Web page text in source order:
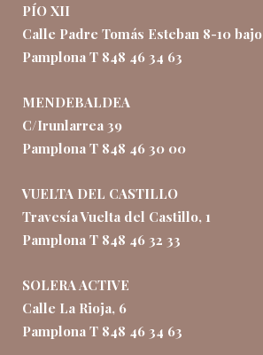
PÍO XII
Calle Padre Tomás Esteban 8-10 bajo
Pamplona T 848 46 34 63
MENDEBALDEA
C/Irunlarrea 39
Pamplona T 848 46 30 00
VUELTA DEL CASTILLO
Travesía Vuelta del Castillo, 1
Pamplona T 848 46 32 33
SOLERA ACTIVE
Calle La Rioja, 6
Pamplona T 848 46 34 63